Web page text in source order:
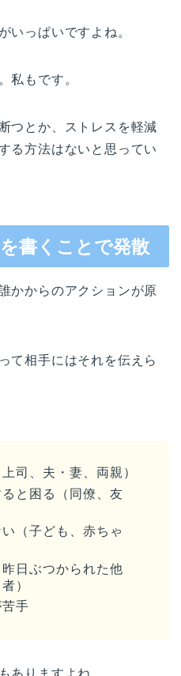
いっぱいですよね。
私もです。
つとか、ストレスを軽減
る方法はないと思ってい
書くことで発散
かからのアクションが原
て相手にはそれを伝えら
司、夫・妻、両親）
と困る（同僚、友
（子ども、赤ちゃ
日ぶつかられた他
）
手